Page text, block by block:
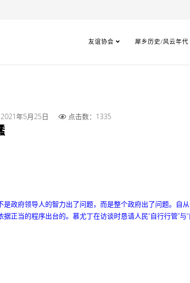
友谊协会 犀乡历史/风云年代
2021年5月25日 点击数：1335
政府领导人的智力出了问题，而是整个政府出了问题。自
正当的程序出台的。 慕尤丁在访谈时恳请人民“自行行管”